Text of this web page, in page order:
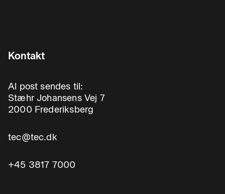
Kontakt
Al post sendes til:
Stæhr Johansens Vej 7
2000 Frederiksberg
tec@tec.dk
+45 3817 7000